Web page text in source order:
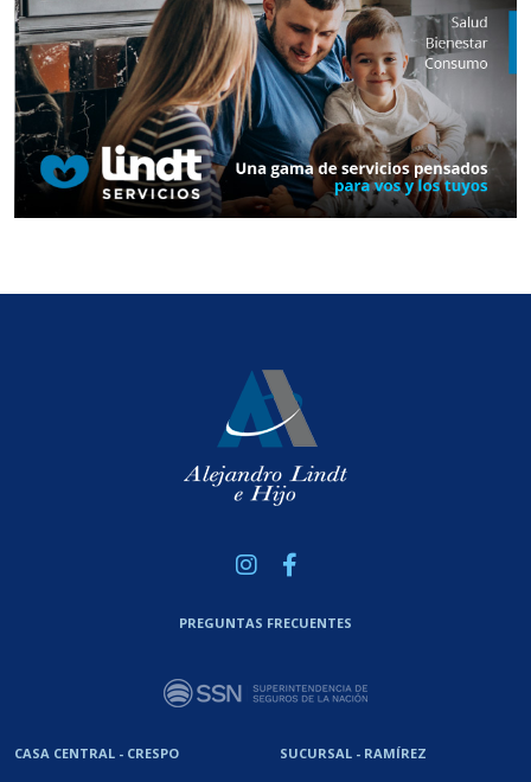
PREGUNTAS FRECUENTES
CASA CENTRAL - CRESPO SUCURSAL - RAMÍREZ